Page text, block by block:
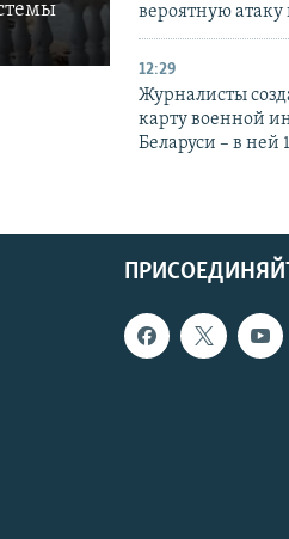
вероятную
12:29
Журналисты
карту военной
Беларуси – в ней